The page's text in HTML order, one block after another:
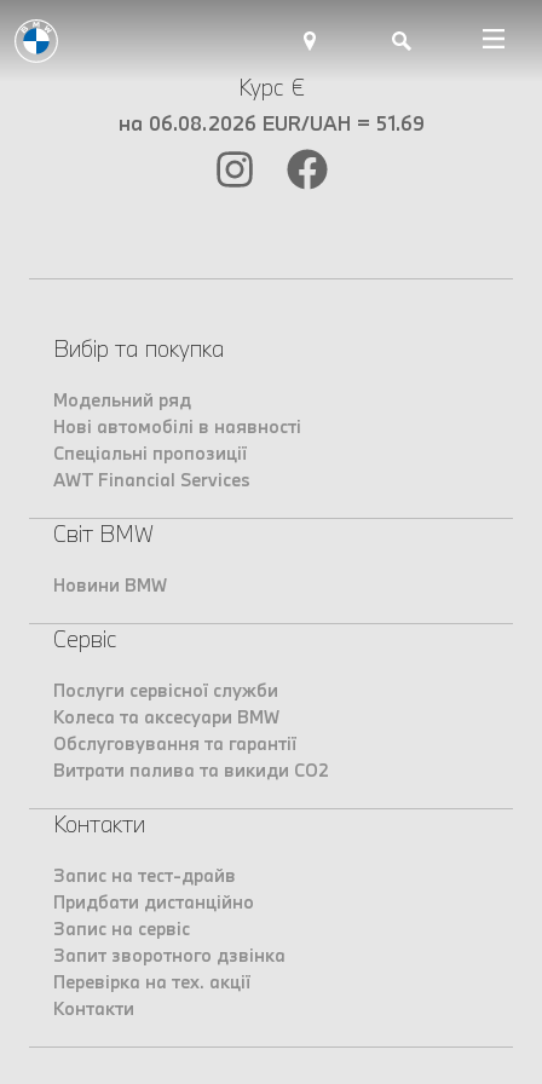
Курс €
на 06.08.2026 EUR/UAH = 51.69
Вибір та покупка
Модельний ряд
Нові автомобілі в наявності
Спеціальні пропозиції
AWT Financial Services
Світ BMW
Новини BMW
Сервіс
Послуги сервісної служби
Колеса та аксесуари BMW
Обслуговування та гарантії
Витрати палива та викиди CO2
Контакти
Запис на тест-драйв
Придбати дистанційно
Запис на сервіс
Запит зворотного дзвінка
Перевірка на тех. акції
Контакти